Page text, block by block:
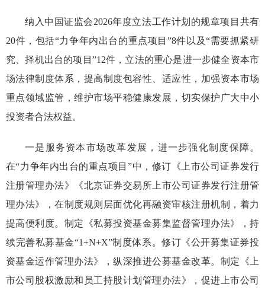
纳入中国证监会2026年度立法工作计划的规章项目共有
20件，包括“力争年内出台的重点项目 ”8件以及“需要抓紧研
究、择机出台的项目 ”12件，立法的重心是进一步健全资本市
场法律制度体系，提高制度包容性、适应性，加强资本市场
重点领域监管，维护市场平稳健康发展，切实保护广大中小
投资者合法权益。
一是 服务资本市场改革发展，进一步强化制度保障。
在“力争年内出台的重点项目”中， 修订《上市公司证券发行
注册管理办法》《北京证券交易所上市公司证券发行注册管
理办法》，在制度规则层面优化再融资审核注册机制，着力
提高便利度。制定《私募投资基金募集监督管理办法》，持
续完善私募基金“1+N+X”制度体系。修订《公开募集证券投
资基金运作管理办法》，纵深推进公募基金改革。制定《上
市公司股权激励和员工持股计划管理办法》，促进上市公司